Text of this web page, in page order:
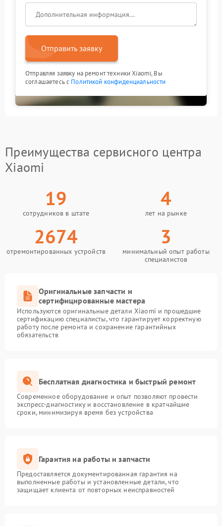
Отправить заявку
Отправляя заявку на ремонт техники Xiaomi, Вы
соглашаетесь с Политикой конфиденциальности
Преимущества сервисного центра
Xiaomi
19
сотрудников в штате
4
лет на рынке
2674
отремонтированных устройств
3
минимальный опыт работы
специалистов
Оригинальные запчасти и
сертифицированные мастера
Используются оригинальные детали Xiaomi и прошедшие
сертификацию специалисты, что гарантирует корректную
работу после ремонта и сохранение гарантийных
обязательств
Бесплатная диагностика и быстрый ремонт
Современное оборудование и опыт позволяют провести
экспресс-диагностику и восстановление в кратчайшие
сроки, минимизируя время без устройства
Гарантия на работы и запчасти
Предоставляется документированная гарантия на
выполненные работы и установленные детали, что
защищает клиента от повторных неисправностей